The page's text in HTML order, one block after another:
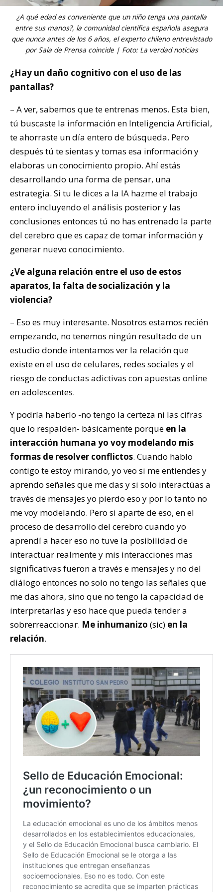
¿A qué edad es conveniente que un niño tenga una pantalla
entre sus manos?, la comunidad científica española asegura
que nunca antes de los 6 años, el experto chileno entrevistado
por Sala de Prensa coincide | Foto: La verdad noticias
¿Hay un daño cognitivo con el uso de las
pantallas?
– A ver, sabemos que te entrenas menos. Esta bien,
tú buscaste la información en Inteligencia Artificial,
te ahorraste un día entero de búsqueda. Pero
después tú te sientas y tomas esa información y
elaboras un conocimiento propio. Ahí estás
desarrollando una forma de pensar, una
estrategia. Si tu le dices a la IA hazme el trabajo
entero incluyendo el análisis posterior y las
conclusiones entonces tú no has entrenado la parte
del cerebro que es capaz de tomar información y
generar nuevo conocimiento.
¿Ve alguna relación entre el uso de estos
aparatos, la falta de socialización y la
violencia?
– Eso es muy interesante. Nosotros estamos recién
empezando, no tenemos ningún resultado de un
estudio donde intentamos ver la relación que
existe en el uso de celulares, redes sociales y el
riesgo de conductas adictivas con apuestas online
en adolescentes.
Y podría haberlo -no tengo la certeza ni las cifras
que lo respalden- básicamente porque en la
interacción humana yo voy modelando mis
formas de resolver conflictos. Cuando hablo
contigo te estoy mirando, yo veo si me entiendes y
aprendo señales que me das y si solo interactúas a
través de mensajes yo pierdo eso y por lo tanto no
me voy modelando. Pero si aparte de eso, en el
proceso de desarrollo del cerebro cuando yo
aprendí a hacer eso no tuve la posibilidad de
interactuar realmente y mis interacciones mas
significativas fueron a través e mensajes y no del
diálogo entonces no solo no tengo las señales que
me das ahora, sino que no tengo la capacidad de
interpretarlas y eso hace que pueda tender a
sobrerreaccionar. Me inhumanizo (sic) en la
relación.